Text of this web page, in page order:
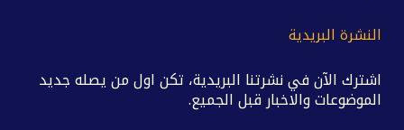
النشرة البريدية
اشترك الآن في نشرتنا البريدية، تكن اول من يصله جديد
الموضوعات والاخبار قبل الجميع.